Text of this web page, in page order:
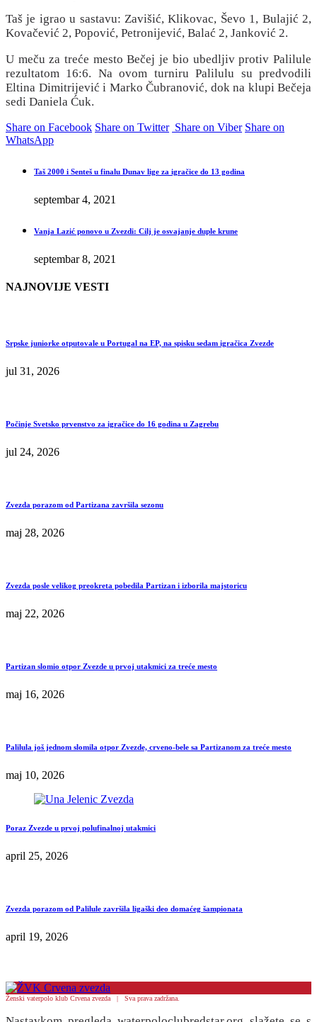
Taš je igrao u sastavu: Zavišić, Klikovac, Ševo 1, Bulajić 2,
Kovačević 2, Popović, Petronijević, Balać 2, Janković 2.
U meču za treće mesto Bečej je bio ubedljiv protiv Palilule
rezultatom 16:6. Na ovom turniru Palilulu su predvodili
Eltina Dimitrijević i Marko Čubranović, dok na klupi Bečeja
sedi Daniela Ćuk.
Share on Facebook Share on Twitter Share on Viber Share on
WhatsApp
Taš 2000 i Senteš u finalu Dunav lige za igračice do 13 godina
septembar 4, 2021
Vanja Lazić ponovo u Zvezdi: Cilj je osvajanje duple krune
septembar 8, 2021
NAJNOVIJE VESTI
Srpske juniorke otputovale u Portugal na EP, na spisku sedam igračica Zvezde
jul 31, 2026
Počinje Svetsko prvenstvo za igračice do 16 godina u Zagrebu
jul 24, 2026
Zvezda porazom od Partizana završila sezonu
maj 28, 2026
Zvezda posle velikog preokreta pobedila Partizan i izborila majstoricu
maj 22, 2026
Partizan slomio otpor Zvezde u prvoj utakmici za treće mesto
maj 16, 2026
Palilula još jednom slomila otpor Zvezde, crveno-bele sa Partizanom za treće mesto
maj 10, 2026
Poraz Zvezde u prvoj polufinalnoj utakmici
april 25, 2026
Zvezda porazom od Palilule završila ligaški deo domaćeg šampionata
april 19, 2026
Ženski vaterpolo klub Crvena zvezda | Sva prava zadržana.